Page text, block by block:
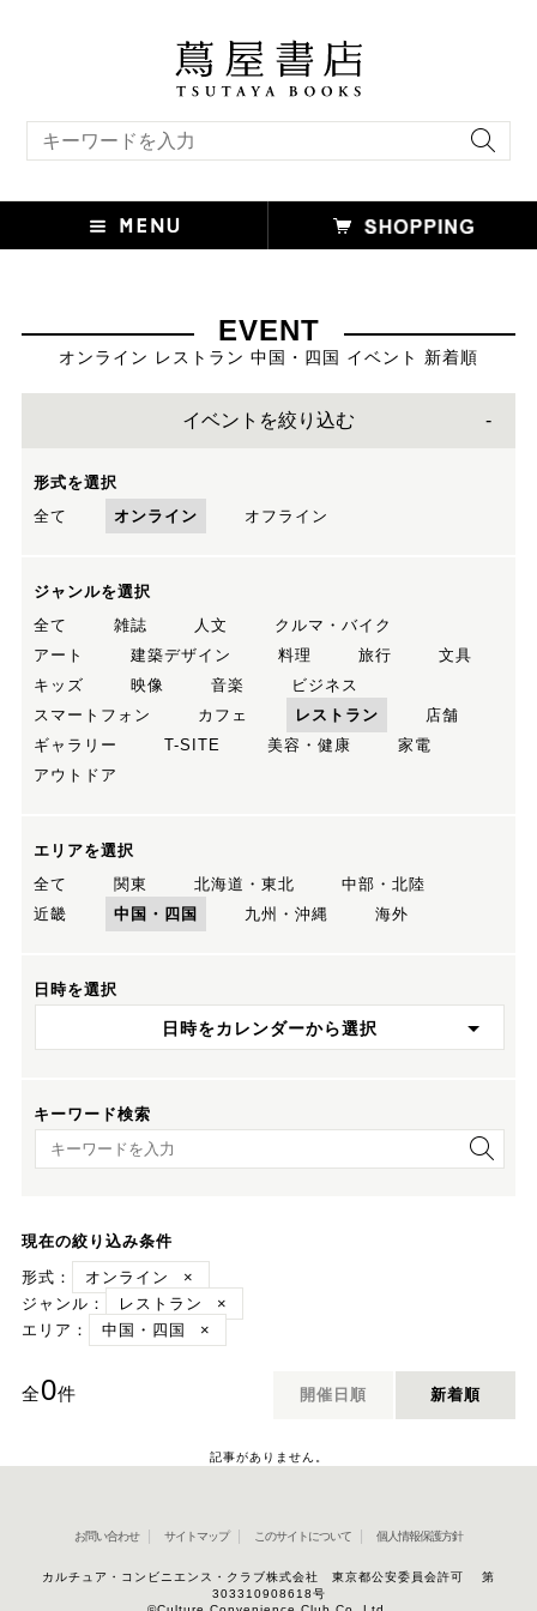
EVENT
オンライン レストラン 中国・四国 イベント 新着順
イベントを絞り込む
形式を選択
全て
オンライン オフライン
ジャンルを選択
全て
雑誌 人文
クルマ・バイク
アート
建築デザイン 料理 旅行
文具
キッズ
映像 音楽
ビジネス
スマートフォン
カフェ レストラン
店舗
ギャラリー
T-SITE 美容・健康
家電
アウトドア
エリアを選択
全て
関東 北海道・東北
中部・北陸
近畿
中国・四国 九州・沖縄 海外
日時を選択
日時をカレンダーから選択
キーワード検索
キーワード検索
現在の絞り込み条件
形式：
オンライン
×
ジャンル：
レストラン
×
エリア：
中国・四国 ×
全0件 開催日順 新着順
記事がありません。
お問い合わせ サイトマップ このサイトについて 個人情報保護方針
カルチュア・コンビニエンス・クラブ株式会社 東京都公安委員会許可 第
303310908618号